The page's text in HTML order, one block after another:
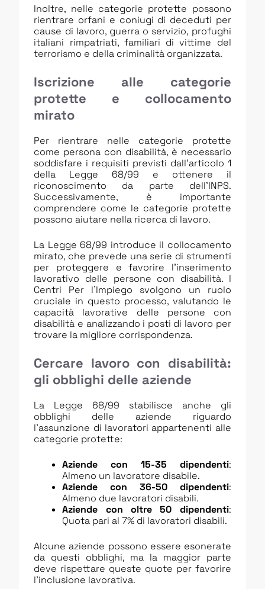
Inoltre, nelle categorie protette possono
rientrare orfani e coniugi di deceduti per
cause di lavoro, guerra o servizio, profughi
italiani rimpatriati, familiari di vittime del
terrorismo e della criminalità organizzata.
Iscrizione alle categorie
protette e collocamento
mirato
Per rientrare nelle categorie protette
come persona con disabilità, è necessario
soddisfare i requisiti previsti dall’articolo 1
della Legge 68/99 e ottenere il
riconoscimento da parte dell’INPS.
Successivamente, è importante
comprendere come le categorie protette
possono aiutare nella ricerca di lavoro.
La Legge 68/99 introduce il collocamento
mirato, che prevede una serie di strumenti
per proteggere e favorire l’inserimento
lavorativo delle persone con disabilità. I
Centri Per l’Impiego svolgono un ruolo
cruciale in questo processo, valutando le
capacità lavorative delle persone con
disabilità e analizzando i posti di lavoro per
trovare la migliore corrispondenza.
Cercare lavoro con disabilità:
gli obblighi delle aziende
La Legge 68/99 stabilisce anche gli
obblighi delle aziende riguardo
l’assunzione di lavoratori appartenenti alle
categorie protette:
Aziende con 15-35 dipendenti:
Almeno un lavoratore disabile.
Aziende con 36-50 dipendenti:
Almeno due lavoratori disabili.
Aziende con oltre 50 dipendenti:
Quota pari al 7% di lavoratori disabili.
Alcune aziende possono essere esonerate
da questi obblighi, ma la maggior parte
deve rispettare queste quote per favorire
l’inclusione lavorativa.